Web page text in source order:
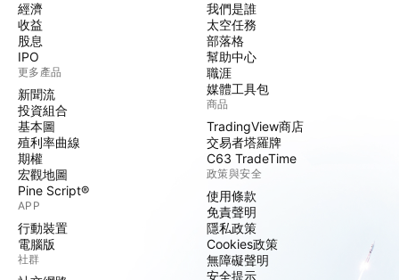
經濟
收益
股息
IPO
更多產品
新聞流
投資組合
基本圖
殖利率曲線
期權
宏觀地圖
Pine Script®
APP
行動裝置
電腦版
社群
我們是誰
太空任務
部落格
幫助中心
職涯
媒體工具包
商品
TradingView商店
交易者塔羅牌
C63 TradeTime
政策與安全
使用條款
免責聲明
隱私政策
Cookies政策
無障礙聲明
安全提示